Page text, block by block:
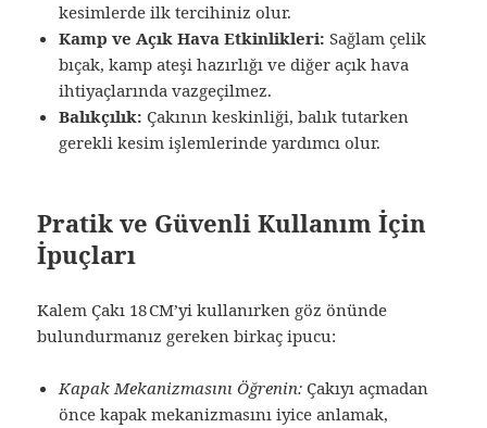
kesimlerde ilk tercihiniz olur.
Kamp ve Açık Hava Etkinlikleri: Sağlam çelik
bıçak, kamp ateşi hazırlığı ve diğer açık hava
ihtiyaçlarında vazgeçilmez.
Balıkçılık: Çakının keskinliği, balık tutarken
gerekli kesim işlemlerinde yardımcı olur.
Pratik ve Güvenli Kullanım İçin
İpuçları
Kalem Çakı 18 CM’yi kullanırken göz önünde
bulundurmanız gereken birkaç ipucu:
Kapak Mekanizmasını Öğrenin: Çakıyı açmadan
önce kapak mekanizmasını iyice anlamak,